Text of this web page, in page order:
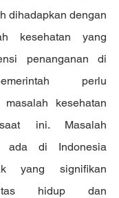
dihadapkan dengan
kesehatan yang
penanganan di
perlu
masalah kesehatan
ini. Masalah
ada di Indonesia
yang signifikan
hidup dan